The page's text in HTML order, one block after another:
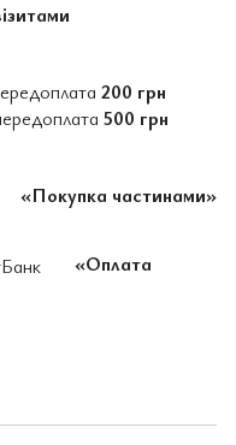
200 грн
500 грн
«Покупка частинами»
«Оплата